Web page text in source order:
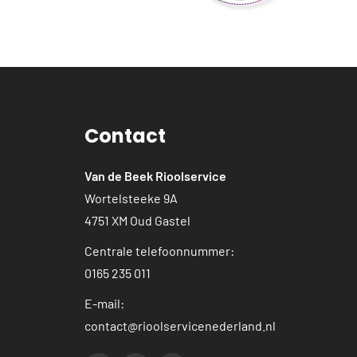
Contact
Van de Beek Rioolservice
Wortelsteeke 9A
4751 XM Oud Gastel
Centrale telefoonnummer:
0165 235 011
E-mail:
contact@rioolservicenederland.nl